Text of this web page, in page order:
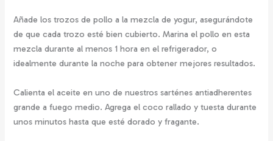
Añade los trozos de pollo a la mezcla de yogur, asegurándote
de que cada trozo esté bien cubierto. Marina el pollo en esta
mezcla durante al menos 1 hora en el refrigerador, o
idealmente durante la noche para obtener mejores resultados.
Calienta el aceite en uno de nuestros sarténes antiadherentes
grande a fuego medio. Agrega el coco rallado y tuesta durante
unos minutos hasta que esté dorado y fragante.